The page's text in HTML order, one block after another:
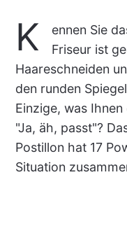
K
ennen Sie
Friseur ist
Haareschneiden
den runden
Einzige, was
"Ja, äh, passt"?
Postillon hat 17
Situation